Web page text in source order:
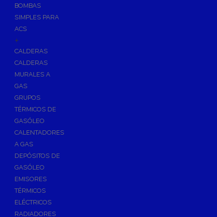
Sumideros para Piscinas
Accesorios para Piscinas
Productos Químicos para Piscinas
Reguladores de PH
Antialgas para Piscinas
Floculante para Piscinas
Cloro para Piscinas
Desinfección de Piscinas sin Cloro
Invernaje de Piscinas
Limpiadores de Piscinas
Kits Analizadores
Dosificadores
Riego, Jardín y Fuentes
BOMBAS
SIMPLES PARA
ACS
+
CALDERAS
CALDERAS
MURALES A
GAS
GRUPOS
TÉRMICOS DE
GASÓLEO
CALENTADORES
A GAS
DEPÓSITOS DE
GASÓLEO
EMISORES
TÉRMICOS
ELÉCTRICOS
RADIADORES